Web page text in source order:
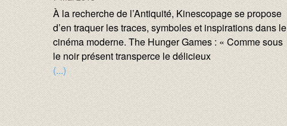
Texte :
À la recherche de l’Antiquité, Kinescopage se propose
d’en traquer les traces, symboles et inspirations dans le
cinéma moderne. The Hunger Games : « Comme sous
le noir présent transperce le délicieux
(...)